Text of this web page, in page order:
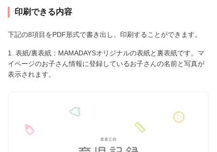
印刷できる内容
下記の8項目をPDF形式で書き出し、印刷することができます。
1. 表紙/裏表紙：MAMADAYSオリジナルの表紙と裏表紙です。マ
イページのお子さん情報に登録しているお子さんの名前と写真が
表示されます。